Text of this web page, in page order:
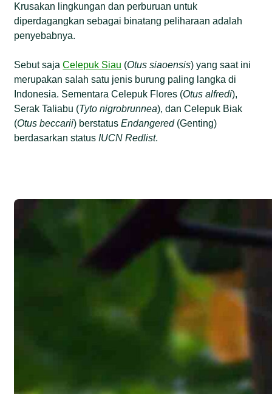
Krusakan lingkungan dan perburuan untuk
diperdagangkan sebagai binatang peliharaan adalah
penyebabnya.
Sebut sajaCelepuk Siau (Otus siaoensis) yang saat ini
merupakan salah satu jenis burung paling langka di
Indonesia. Sementara Celepuk Flores (Otus alfredi),
Serak Taliabu (Tyto nigrobrunnea), dan Celepuk Biak
(Otus beccarii) berstatusEndangered(Genting)
berdasarkan statusIUCN Redlist.